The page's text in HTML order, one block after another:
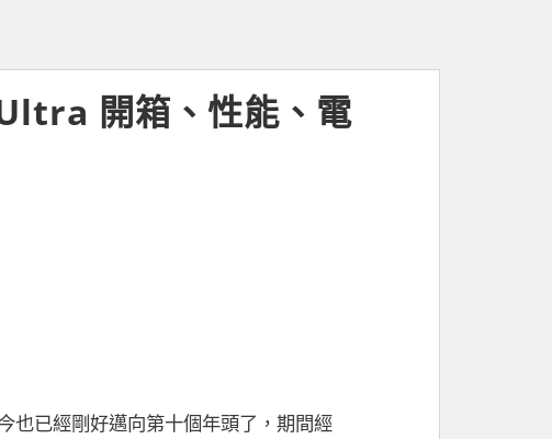
開箱、性能、電
也已經剛好邁向第十個年頭了，期間經